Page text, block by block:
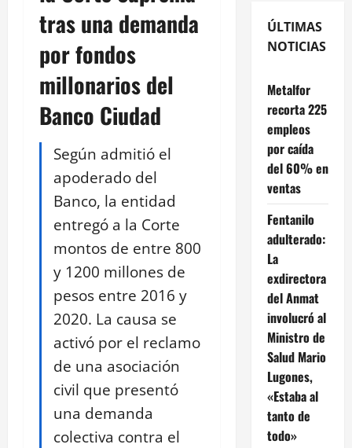
tras una demanda
por fondos
millonarios del
Banco Ciudad
Según admitió el
apoderado del
Banco, la entidad
entregó a la Corte
montos de entre 800
y 1200 millones de
pesos entre 2016 y
2020. La causa se
activó por el reclamo
de una asociación
civil que presentó
una demanda
colectiva contra el
ÚLTIMAS
NOTICIAS
Metalfor
recorta 225
empleos
por caída
del 60% en
ventas
Fentanilo
adulterado:
La
exdirectora
del Anmat
involucró al
Ministro de
Salud Mario
Lugones,
«Estaba al
tanto de
todo»